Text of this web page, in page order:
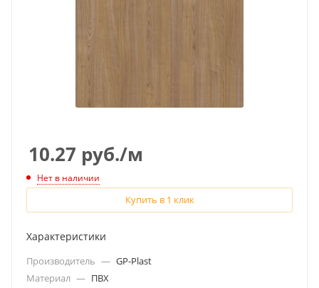
10.27 руб./м
Нет в наличии
Купить в 1 клик
Характеристики
Производитель — GP-Plast
Материал — ПВХ